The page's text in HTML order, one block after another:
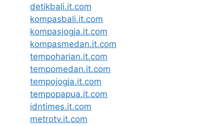
detikbali.it.com
kompasbali.it.com
kompasjogja.it.com
kompasmedan.it.com
tempoharian.it.com
tempomedan.it.com
tempojogja.it.com
tempopapua.it.com
idntimes.it.com
metrotv.it.com